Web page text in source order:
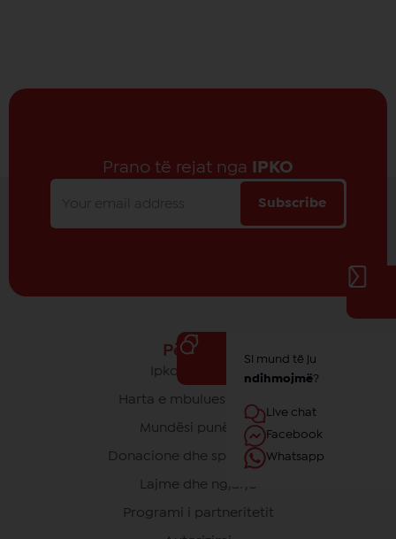
Prano të rejat nga IPKO
Subscribe
Për IPKO
Ipko - Rrethi yt
Harta e mbulueshmërisë
Mundësi punësimi
Donacione dhe sponsorime
Lajme dhe ngjarje
Programi i partneritetit
Si mund të ju
ndihmojmë?
Live chat
Facebook
Whatsapp